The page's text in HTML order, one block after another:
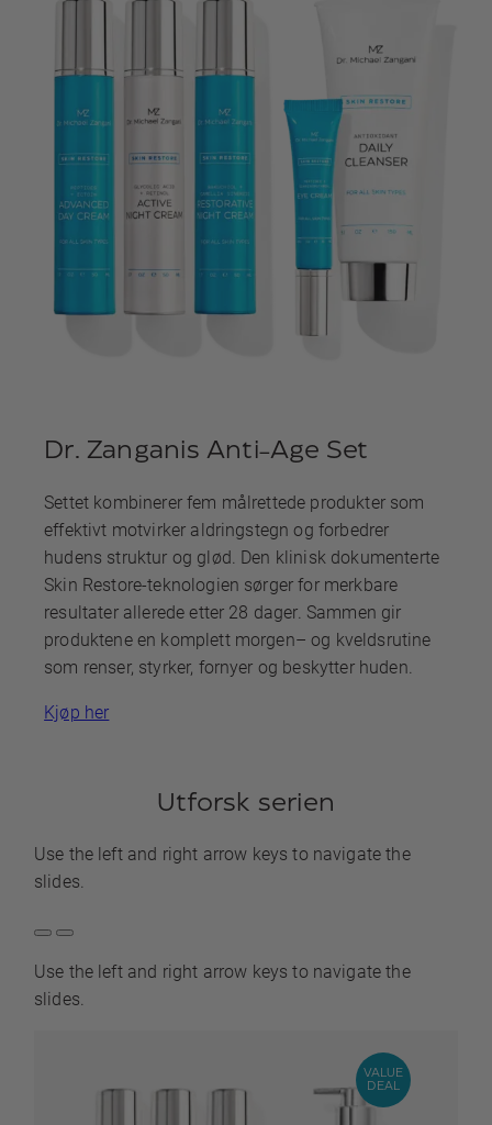
Dr. Zanganis Anti-Age Set
Settet kombinerer fem målrettede produkter som
effektivt motvirker aldringstegn og forbedrer
hudens struktur og glød. Den klinisk dokumenterte
Skin Restore-teknologien sørger for merkbare
resultater allerede etter 28 dager. Sammen gir
produktene en komplett morgen– og kveldsrutine
som renser, styrker, fornyer og beskytter huden.
Kjøp her
Utforsk serien
Use the left and right arrow keys to navigate the
slides.
Use the left and right arrow keys to navigate the
slides.
VALUE
DEALPRODUKT
SALG